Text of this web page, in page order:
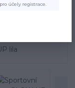
UP lila
pro účely registrace.